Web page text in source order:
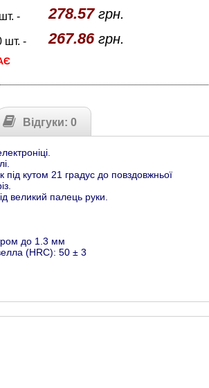
- 278.57грн.
шт. - 267.86грн.
Відгуки: 0
кутом 21 градус до повздовжньої
великий палець руки.
до 1.3 мм
(HRC): 50 ± 3